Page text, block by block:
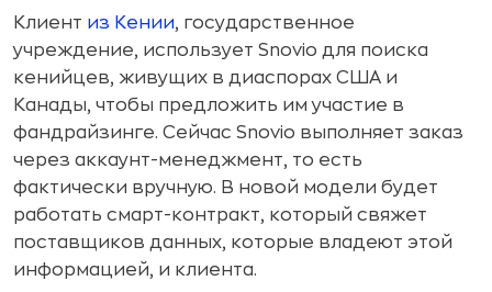
Клиент из Кении, государственное
учреждение, использует Snovio для поиска
кенийцев, живущих в диаспорах США и
Канады, чтобы предложить им участие в
фандрайзинге. Сейчас Snovio выполняет заказ
через аккаунт-менеджмент, то есть
фактически вручную. В новой модели будет
работать смарт-контракт, который свяжет
поставщиков данных, которые владеют этой
информацией, и клиента.